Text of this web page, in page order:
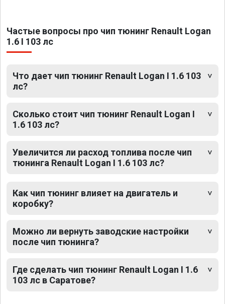
Частые вопросы про чип тюнинг Renault Logan
1.6 I 103 лс
Что дает чип тюнинг Renault Logan I 1.6 103
лс?
Сколько стоит чип тюнинг Renault Logan I
1.6 103 лс?
Увеличится ли расход топлива после чип
тюнинга Renault Logan I 1.6 103 лс?
Как чип тюнинг влияет на двигатель и
коробку?
Можно ли вернуть заводские настройки
после чип тюнинга?
Где сделать чип тюнинг Renault Logan I 1.6
103 лс в Саратове?